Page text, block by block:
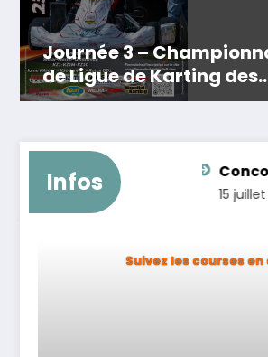
Journée 3 –
de Ligue de Karting des
Hauts de France –
Infos pratiques
– KZ2
FEMININES
Infos
FEMININES Concours : «
15 juillet 2026
Suivez les courses